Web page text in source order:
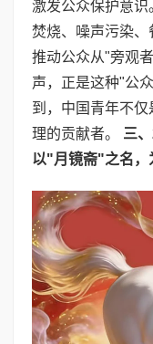
激发公众保护意
焚烧、噪声污染、
推动公众从"旁观
声，正是这种"公
到，中国青年不
理的贡献者。 三、
以"月镜斋"之名，